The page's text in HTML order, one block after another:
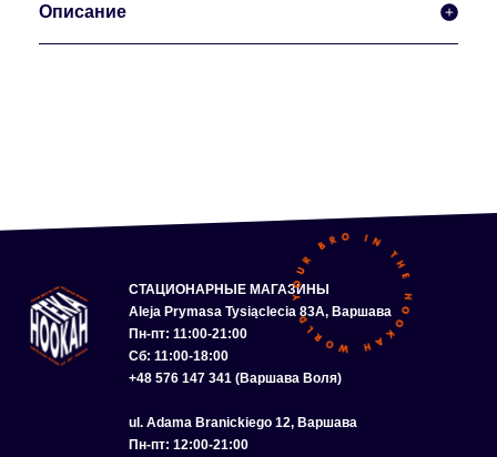
Описание
СТАЦИОНАРНЫЕ МАГАЗИНЫ
Aleja Prymasa Tysiąclecia 83A, Варшава
Пн-пт: 11:00-21:00
Сб: 11:00-18:00
+48 576 147 341 (Варшава Воля)
ul. Adama Branickiego 12, Варшава
Пн-пт: 12:00-21:00